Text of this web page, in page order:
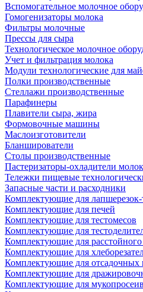
Вспомогательное молочное
Гомогенизаторы молока
Фильтры молочные
Прессы для сыра
Технологическое молочное
Учет и фильтрация молока
Модули технологические для
Полки производственные
Стеллажи производственные
Парафинеры
Плавители сыра, жира
Формовочные машины
Маслоизготовители
Бланширователи
Столы производственные
Пастеризаторы-охладители
Тележки пищевые
Запасные части и расходники
Комплектующие для лапшерезок-
Комплектующие для печей
Комплектующие для тестомесов
Комплектующие для
Комплектующие для
Комплектующие для
Комплектующие для
Комплектующие для
Комплектующие для